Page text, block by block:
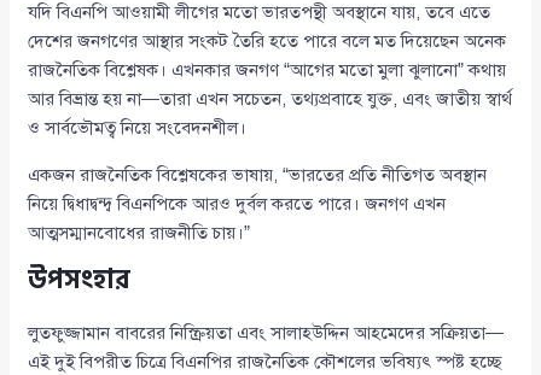
যদি বিএনপি আওয়ামী লীগের মতো ভারতপন্থী অবস্থানে যায়, তবে এতে
দেশের জনগণের আস্থার সংকট তৈরি হতে পারে বলে মত দিয়েছেন অনেক
রাজনৈতিক বিশ্লেষক। এখনকার জনগণ “আগের মতো মুলা ঝুলানো” কথায়
আর বিভ্রান্ত হয় না—তারা এখন সচেতন, তথ্যপ্রবাহে যুক্ত, এবং জাতীয় স্বার্থ
ও সার্বভৌমত্ব নিয়ে সংবেদনশীল।
একজন রাজনৈতিক বিশ্লেষকের ভাষায়, “ভারতের প্রতি নীতিগত অবস্থান
নিয়ে দ্বিধাদ্বন্দ্ব বিএনপিকে আরও দুর্বল করতে পারে। জনগণ এখন
আত্মসম্মানবোধের রাজনীতি চায়।”
উপসংহার
লুতফুজ্জামান বাবরের নিস্ক্রিয়তা এবং সালাহউদ্দিন আহমেদের সক্রিয়তা—
এই দুই বিপরীত চিত্রে বিএনপির রাজনৈতিক কৌশলের ভবিষ্যৎ স্পষ্ট হচ্ছে